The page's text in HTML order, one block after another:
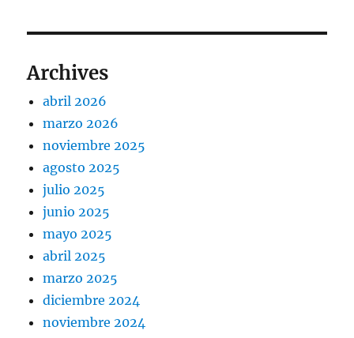
Archives
abril 2026
marzo 2026
noviembre 2025
agosto 2025
julio 2025
junio 2025
mayo 2025
abril 2025
marzo 2025
diciembre 2024
noviembre 2024